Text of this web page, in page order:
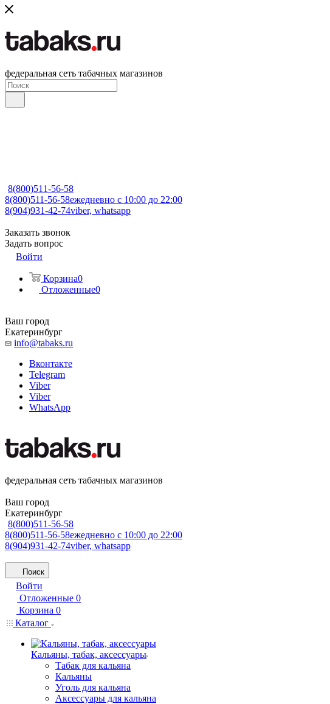
федеральная сеть табачных магазинов
8(800)511-56-58
8(800)511-56-58ежедневно с 10:00 до 22:00
8(904)931-42-74viber, whatsapp
Заказать звонок
Задать вопрос
Войти
Корзина0
Отложенные0
Ваш город
Екатеринбург
info@tabaks.ru
Вконтакте
Telegram
Viber
Viber
WhatsApp
федеральная сеть табачных магазинов
Ваш город
Екатеринбург
8(800)511-56-58
8(800)511-56-58ежедневно с 10:00 до 22:00
8(904)931-42-74viber, whatsapp
Поиск
Войти
Отложенные 0
Корзина 0
Каталог
Кальяны, табак, аксессуары
Табак для кальяна
Кальяны
Уголь для кальяна
Аксессуары для кальяна